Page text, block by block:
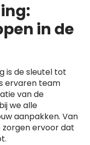
in de
is de sleutel tot
ervaren team
van de
we alle
aanpakken. Van
ervoor dat